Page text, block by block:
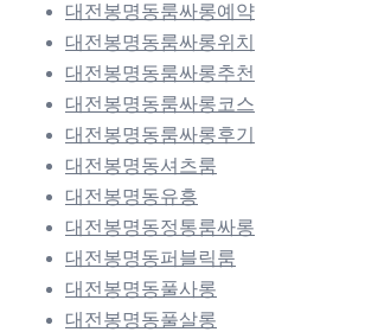
대전봉명동룸싸롱예약
대전봉명동룸싸롱위치
대전봉명동룸싸롱추천
대전봉명동룸싸롱코스
대전봉명동룸싸롱후기
대전봉명동셔츠룸
대전봉명동유흥
대전봉명동정통룸싸롱
대전봉명동퍼블릭룸
대전봉명동풀사롱
대전봉명동풀살롱